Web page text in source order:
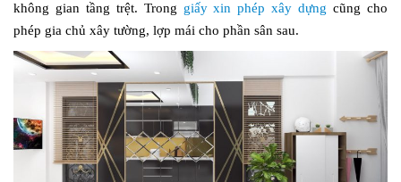
không gian tầng trệt. Trong giấy xin phép xây dựng cũng cho
phép gia chủ xây tường, lợp mái cho phần sân sau.